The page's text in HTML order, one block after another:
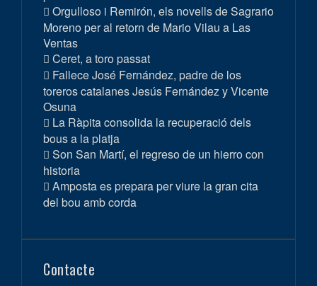
Orgulloso i Remirón, els novells de Sagrario
Moreno per al retorn de Mario Vilau a Las
Ventas
Ceret, a toro passat
Fallece José Fernández, padre de los
toreros catalanes Jesús Fernández y Vicente
Osuna
La Ràpita consolida la recuperació dels
bous a la platja
Son San Martí, el regreso de un hierro con
historia
Amposta es prepara per viure la gran cita
del bou amb corda
Contacte